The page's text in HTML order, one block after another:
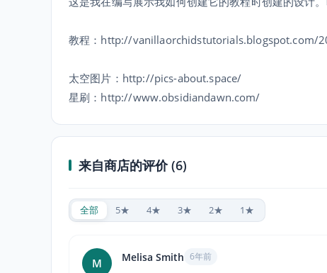
教程：http://vanillaorchidstutorials.blogspot.com/
太空图片：http://pics-about.space/
星刷：http://www.obsidiandawn.com/
来自商店的评价 (6)
全部 5★ 4★ 3★ 2★ 1★
M Melisa Smith 6年前